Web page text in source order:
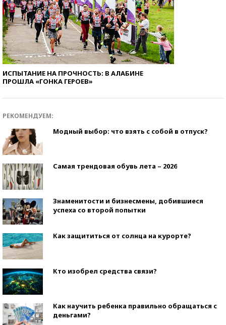
ИСПЫТАНИЕ НА ПРОЧНОСТЬ: В АЛАБИНЕ
ПРОШЛА «ГОНКА ГЕРОЕВ»
РЕКОМЕНДУЕМ:
Модный выбор: что взять с собой в отпуск?
Самая трендовая обувь лета – 2026
Знаменитости и бизнесмены, добившиеся
успеха со второй попытки
Как защититься от солнца на курорте?
Кто изобрел средства связи?
Как научить ребенка правильно обращаться с
деньгами?